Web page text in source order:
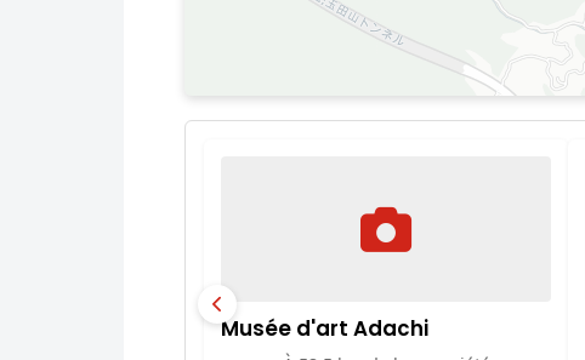
Musée d'art Adachi